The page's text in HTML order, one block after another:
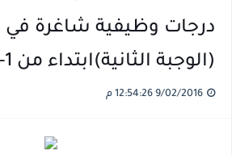
درجات وظيفية شاغرة في
(الوجبة الثانية)ابتداء من 1-9-2016